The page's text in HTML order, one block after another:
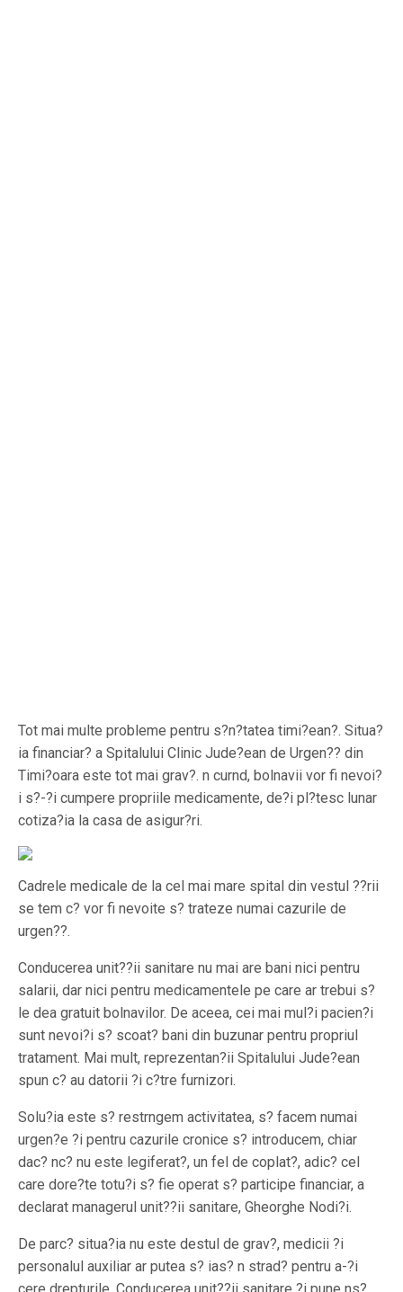
Tot mai multe probleme pentru s?n?tatea timi?ean?. Situa?
ia financiar? a Spitalului Clinic Jude?ean de Urgen?? din
Timi?oara este tot mai grav?. n curnd, bolnavii vor fi nevoi?
i s?-?i cumpere propriile medicamente, de?i pl?tesc lunar
cotiza?ia la casa de asigur?ri.
Cadrele medicale de la cel mai mare spital din vestul ??rii
se tem c? vor fi nevoite s? trateze numai cazurile de
urgen??.
Conducerea unit??ii sanitare nu mai are bani nici pentru
salarii, dar nici pentru medicamentele pe care ar trebui s?
le dea gratuit bolnavilor. De aceea, cei mai mul?i pacien?i
sunt nevoi?i s? scoat? bani din buzunar pentru propriul
tratament. Mai mult, reprezentan?ii Spitalului Jude?ean
spun c? au datorii ?i c?tre furnizori.
Solu?ia este s? restrngem activitatea, s? facem numai
urgen?e ?i pentru cazurile cronice s? introducem, chiar
dac? nc? nu este legiferat?, un fel de coplat?, adic? cel
care dore?te totu?i s? fie operat s? participe financiar, a
declarat managerul unit??ii sanitare, Gheorghe Nodi?i.
De parc? situa?ia nu este destul de grav?, medicii ?i
personalul auxiliar ar putea s? ias? n strad? pentru a-?i